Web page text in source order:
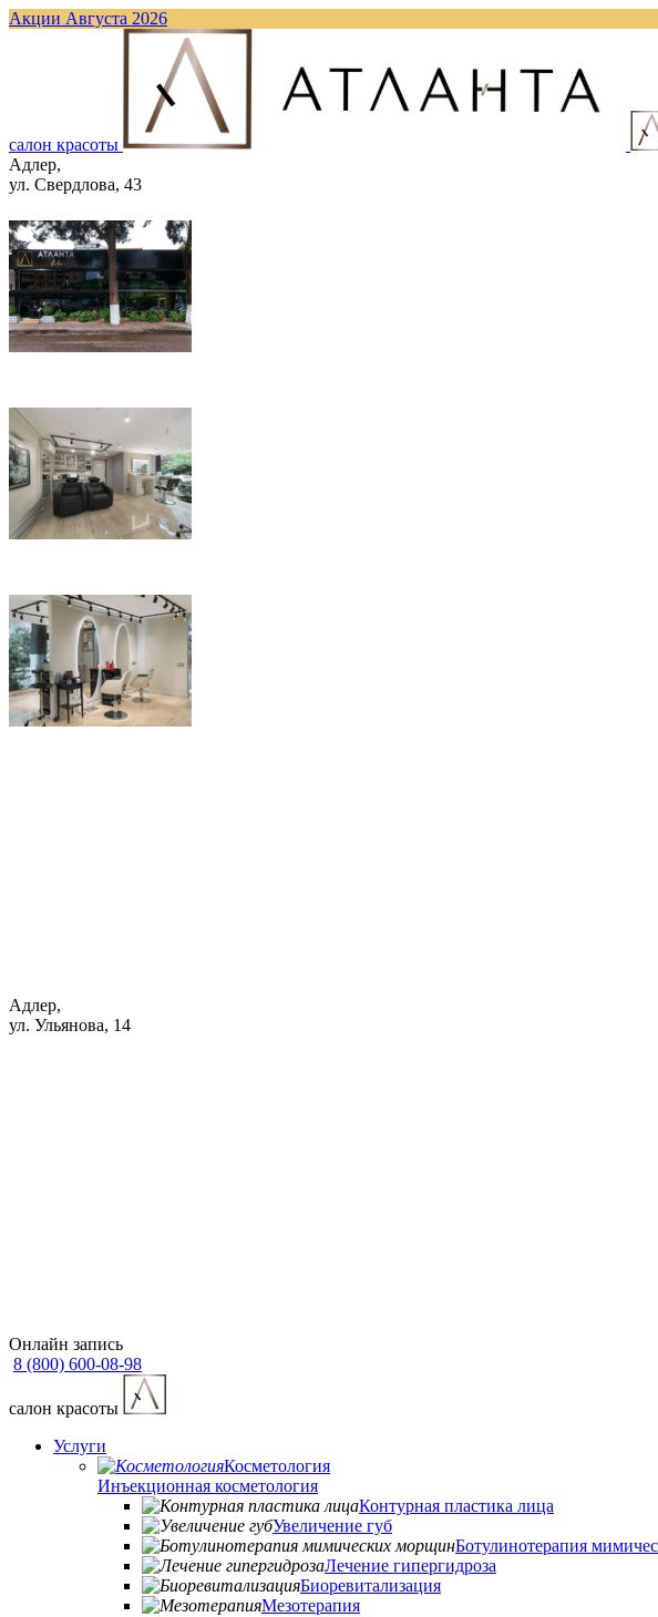
Акции Августа 2026
cалон красоты
Адлер,
ул. Свердлова, 43
Адлер,
ул. Ульянова, 14
Онлайн запись
8 (800) 600-08-98
cалон красоты
Услуги
Косметология
Инъекционная косметология
Контурная пластика лица
Увеличение губ
Ботулинотерапия
Лечение гипергидроза
Биоревитализация
Мезотерапия